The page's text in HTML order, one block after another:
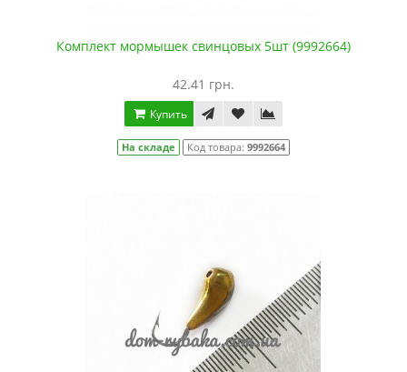
Комплект мормышек свинцовых 5шт (9992664)
42.41 грн.
Купить
На складе Код товара: 9992664